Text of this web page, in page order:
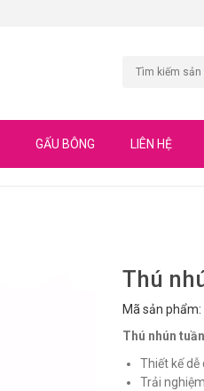
GẤU BÔNG LIÊN HỆ
Thú
Mã sản
Thú nhún
Thiết kế dễ
Trải